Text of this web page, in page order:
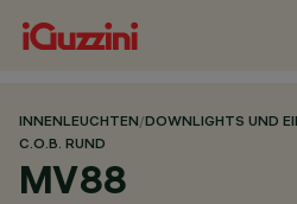
INNENLEUCHTEN/DOWNLIGHTS UND
C.O.B. RUND
MV88